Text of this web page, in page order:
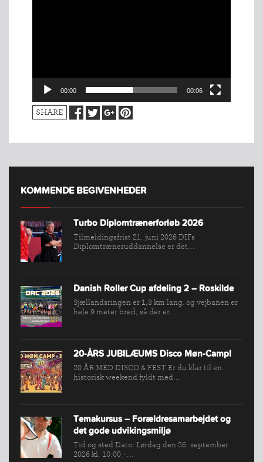
NYHEDER
FIND
SPORTSGRENE
FORBUNDET
VÆRKTØJSKASSEN
00:00 00:06
SHARE
KOMMENDE BEGIVENHEDER
Turbo Diplomtrænerforløb 2026
Tilmeldingsfrist 21. juni 2026 DIFs
Diplomtræneruddannelse er det...
Danish Roller Cup afdeling 2 – Roskilde
Sjællandsringen er 1,3 km lang, og vejbanen er
hele 9 meter bred, så der er...
20-ÅRS JUBILÆUMS Disco Møn-Camp!
20 ÅR MED DISCO & FEST Er du klar til en
historisk weekend fyldt med...
Temakursus – Forældresamarbejdet og
det gode udvikingsmiljø
Tid og sted Dato: Lørdag den 26. september
2026 kl. 10.00 -...